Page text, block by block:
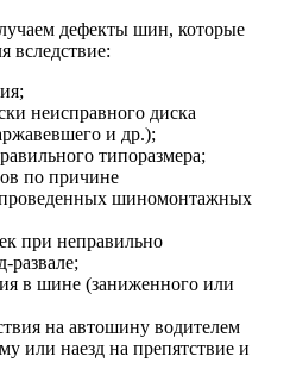
дефекты шин, которые
вследствие:
неисправного диска
и др.);
типоразмера;
по причине
шиномонтажных
при неправильно
развале;
в шине (заниженного или
на автошину водителем
или наезд на препятствие и